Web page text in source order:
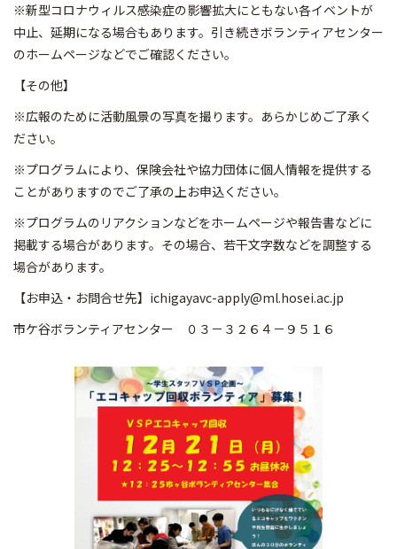
※新型コロナウィルス感染症の影響拡大にともない各イベントが
中止、延期になる場合もあります。引き続きボランティアセンター
のホームページなどでご確認ください。
【その他】
※広報のために活動風景の写真を撮ります。あらかじめご了承く
ださい。
※プログラムにより、保険会社や協力団体に個人情報を提供する
ことがありますのでご了承の上お申込ください。
※プログラムのリアクションなどをホームページや報告書などに
掲載する場合があります。その場合、若干文字数などを調整する
場合があります。
【お申込・お問合せ先】ichigayavc-apply@ml.hosei.ac.jp
市ケ谷ボランティアセンター ０３－３２６４－９５１６